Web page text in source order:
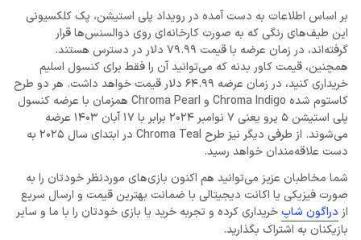
بر اساس اطلاعات به دست آمده در رویداد پلی استیشن، پک کلکسیونی
این طیف‌های رنگی که به صورت کارخانه‌ای روی دوالسنس‌ها قرار
گرفته‌اند، در زمان عرضه با قیمت ۷۹.۹۹ دلار در دسترس هستند.
همچنین، قیمت کاور بدنه که می‌توانید آن را فقط برای کنسول اسلیم
خریداری کنید، در زمان عرضه ۶۴.۹۹ دلار قیمت خواهد داشت. هر دو طرح
کاستوم شده Chroma Indigo و Chroma Pearl همزمان با عرضه کنسول
پلی استیشن 5 پرو یعنی ۷ نوامبر ۲۰۲۴ برابر با ۱۷ آبان ۱۴۰۳ عرضه
می‌شوند. از طرفی دیگر نیز طرح Chroma Teal در ابتدای سال ۲۰۲۵ به
دست علاقه‌مندان خواهد رسید.
شما مخاطبان عزیز می‌توانید هم اکنون بازی‌های موردنظر خودتان را به
صورت فیزیکی یا اکانت دیجیتالی با ضمانت بهترین قیمت و ارسال سریع
ازدراگون شاپخریداری کرده و تجربه خرید یا بازی خودتان را با ما و سایر
بازیکنان به اشتراک بگذارید.